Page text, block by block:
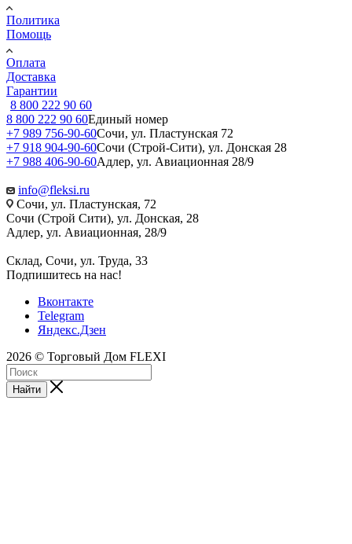
Политика
Помощь
Оплата
Доставка
Гарантии
8 800 222 90 60
8 800 222 90 60Единый номер
+7 989 756-90-60Сочи, ул. Пластунская 72
+7 918 904-90-60Сочи (Строй-Сити), ул. Донская 28
+7 988 406-90-60Адлер, ул. Авиационная 28/9
info@fleksi.ru
Сочи, ул. Пластунская, 72
Сочи (Строй Сити), ул. Донская, 28
Адлер, ул. Авиационная, 28/9
Склад, Сочи, ул. Труда, 33
Подпишитесь на нас!
Вконтакте
Telegram
Яндекс.Дзен
2026 © Торговый Дом FLEXI
Найти